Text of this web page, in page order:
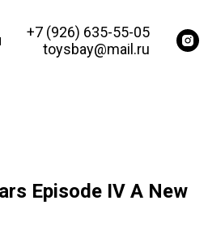
+7 (926) 635-55-05
toysbay@mail.ru
Episode IV A New